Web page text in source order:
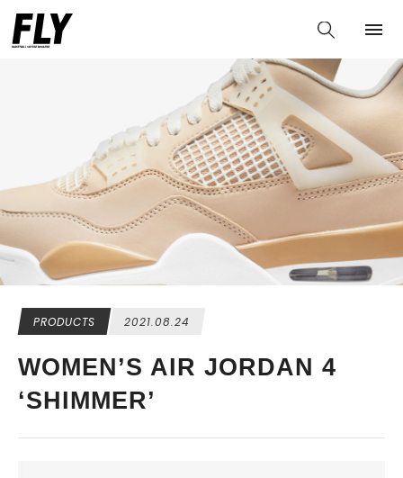
PRODUCTS 2021.08.24
WOMEN’S AIR JORDAN 4
‘SHIMMER’